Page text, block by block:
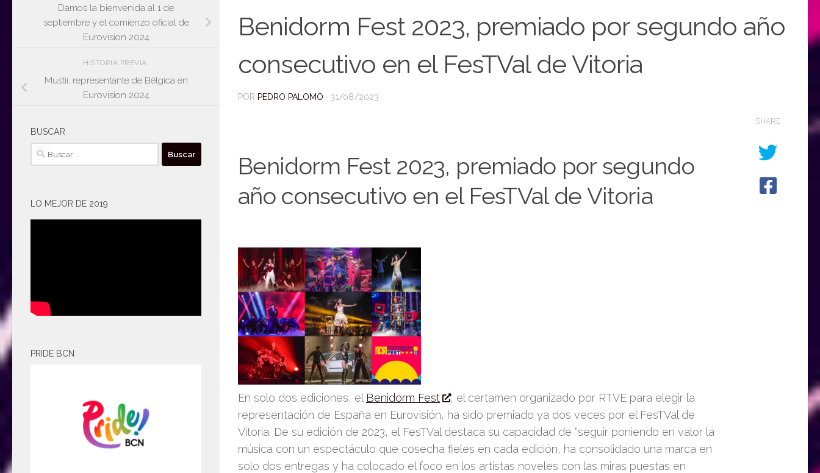
Benidorm Fest 2023, premiado por segundo año
consecutivo en el FesTVal de Vitoria
POR PEDRO PALOMO · 31/08/2023
Benidorm Fest 2023, premiado por segundo
año consecutivo en el FesTVal de Vitoria
En solo dos ediciones, el Benidorm Fest
, el certamen organizado por RTVE para elegir la
representación de España en Eurovisión, ha sido premiado ya dos veces por el FesTVal de
Vitoria. De su edición de 2023, el FesTVal destaca su capacidad de “seguir poniendo en valor la
música con un espectáculo que cosecha fieles en cada edición, ha consolidado una marca en
solo dos entregas y ha colocado el foco en los artistas noveles con las miras puestas en
SHARE
Damos la bienvenida al 1 de
septiembre y el comienzo oficial de
Eurovision 2024
HISTORIA PREVIA
Mustii, representante de Bélgica en
Eurovision 2024
BUSCAR
Buscar:
LO MEJOR DE 2019
PRIDE BCN